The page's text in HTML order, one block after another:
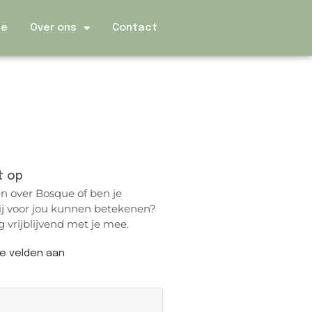
Over ons Contact
op
over Bosque of ben je
voor jou kunnen betekenen?
vrijblijvend met je mee.
velden aan